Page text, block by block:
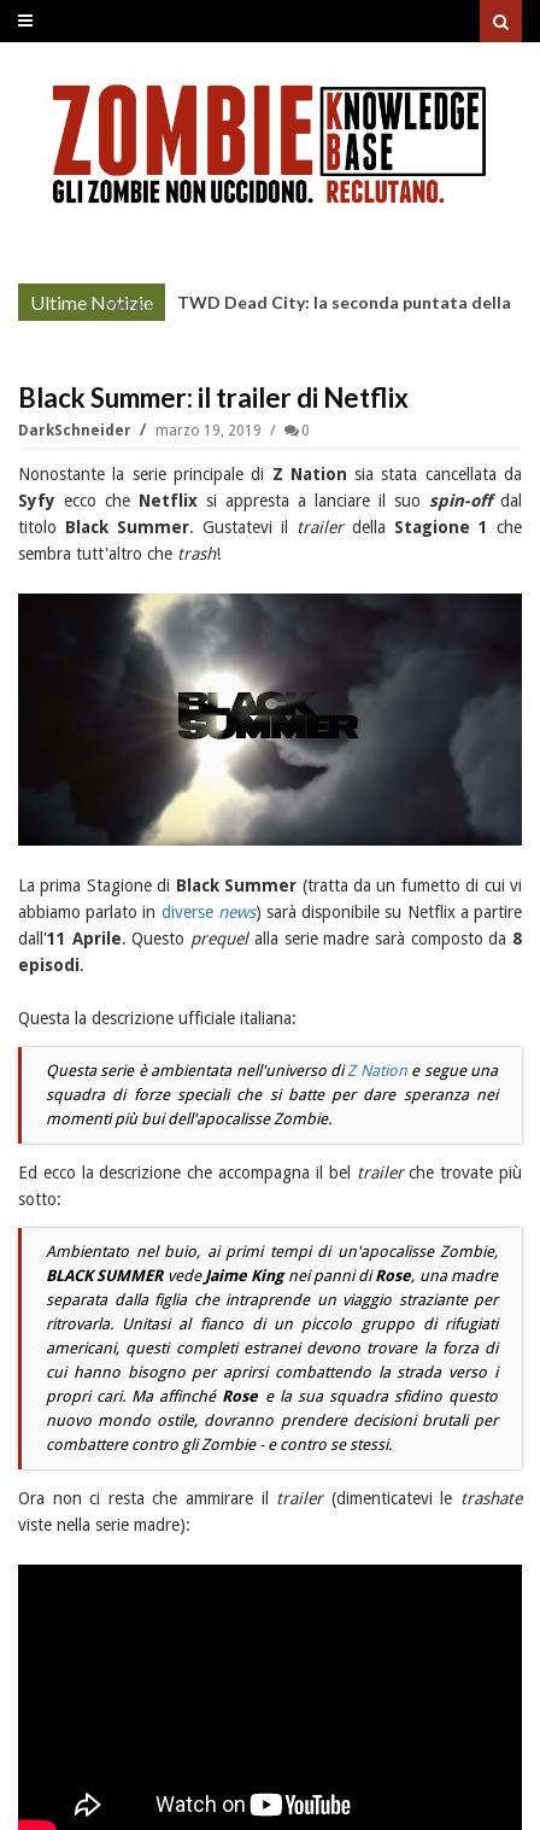
Ultime Notizie
More »
TWD Dead City: la seconda puntata della
Black Summer: il trailer di Netflix
DarkSchneider marzo 19, 2019 0
Nonostante la serie principale di Z Nation sia stata cancellata da
Syfy ecco che Netflix si appresta a lanciare il suo spin-offdal
titolo Black Summer. Gustatevi il trailerdella Stagione 1 che
sembra tutt'altro che trash!
La prima Stagione di Black Summer (tratta da un fumetto di cui vi
abbiamo parlato in diverse news) sarà disponibile su Netflix a partire
dall'11 Aprile. Questo prequelalla serie madre sarà composto da 8
episodi.
Questa la descrizione ufficiale italiana:
Questa serie è ambientata nell'universo diZ Natione segue una
squadra di forze speciali che si batte per dare speranza nei
momenti più bui dell'apocalisse Zombie.
Ed ecco la descrizione che accompagna il bel trailerche trovate più
sotto:
Ambientato nel buio, ai primi tempi di un'apocalisse Zombie,
BLACK SUMMERvede Jaime Kingnei panni diRose, una madre
separata dalla figlia che intraprende un viaggio straziante per
ritrovarla. Unitasi al fianco di un piccolo gruppo di rifugiati
americani, questi completi estranei devono trovare la forza di
cui hanno bisogno per aprirsi combattendo la strada verso i
propri cari. Ma affinché Rose e la sua squadra sfidino questo
nuovo mondo ostile, dovranno prendere decisioni brutali per
combattere contro gli Zombie - e contro se stessi.
Ora non ci resta che ammirare il trailer(dimenticatevi le trashate
viste nella serie madre):